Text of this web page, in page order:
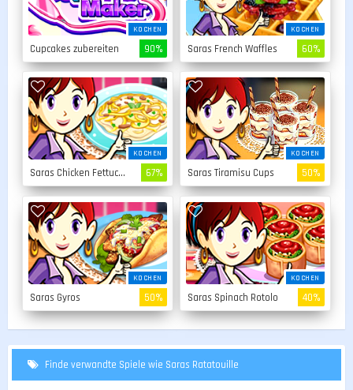
KOCHEN
Cupcakes zubereiten 90%
KOCHEN
Saras French Waffles 60%
KOCHEN
Saras Chicken Fettuccine 67%
KOCHEN
Saras Tiramisu Cups 50%
KOCHEN
Saras Gyros 50%
KOCHEN
Saras Spinach Rotolo 40%
Finde verwandte Spiele wie Saras Ratatouille